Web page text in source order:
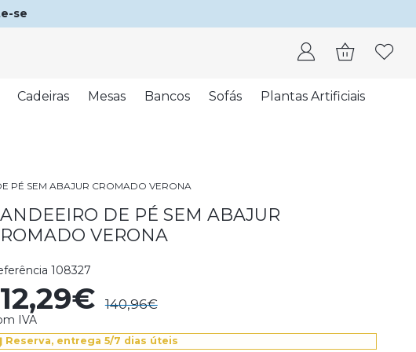
se
Cadeiras Mesas Bancos Sofás Plantas Artificiais
PÉ SEM ABAJUR CROMADO VERONA
DE PÉ SEM ABAJUR
VERONA
108327
140,96€
IVA
Reserva, entrega 5/7 dias úteis